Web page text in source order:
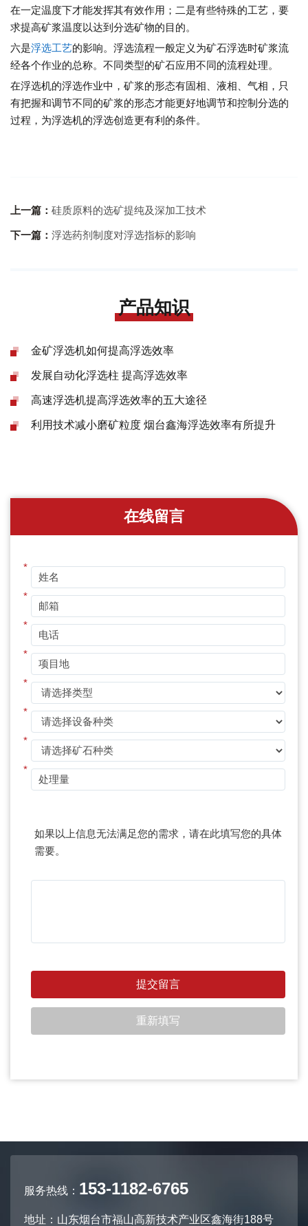
在一定温度下才能发挥其有效作用；二是有些特殊的工艺，要
求提高矿浆温度以达到分选矿物的目的。
六是浮选工艺的影响。浮选流程一般定义为矿石浮选时矿浆流
经各个作业的总称。不同类型的矿石应用不同的流程处理。
在浮选机的浮选作业中，矿浆的形态有固相、液相、气相，只
有把握和调节不同的矿浆的形态才能更好地调节和控制分选的
过程，为浮选机的浮选创造更有利的条件。
上一篇： 硅质原料的选矿提纯及深加工技术
下一篇： 浮选药剂制度对浮选指标的影响
产品知识
金矿浮选机如何提高浮选效率
发展自动化浮选柱 提高浮选效率
高速浮选机提高浮选效率的五大途径
利用技术减小磨矿粒度 烟台鑫海浮选效率有所提升
在线留言
*
*
*
*
*
*
*
*
如果以上信息无法满足您的需求，请在此填写您的具体
需要。
服务热线： 153-1182-6765
地址：山东烟台市福山高新技术产业区鑫海街188号